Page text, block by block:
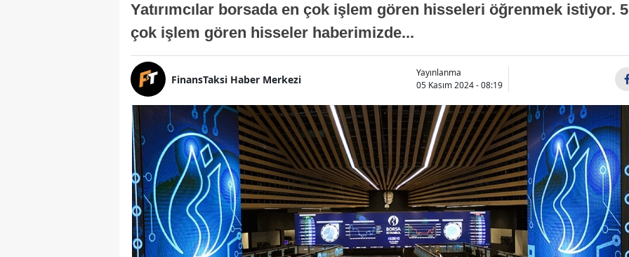
Yatırımcılar borsada en çok işlem gören hisseleri öğrenmek istiyor.
çok işlem gören hisseler haberimizde...
FinansTaksi Haber Merkezi
Yayınlanma
05 Kasım 2024 - 08:19